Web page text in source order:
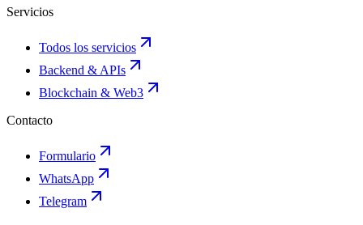
Servicios
Todos los servicios
Backend & APIs
Blockchain & Web3
Contacto
Formulario
WhatsApp
Telegram